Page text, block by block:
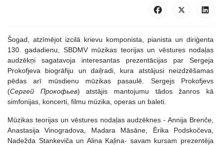
Šogad, atzīmējot izcilā krievu komponista, pianista un diriģenta
130. gadadienu, SBDMV mūzikas teorijas un vēstures nodaļas
audzēkņi sagatavoja interesantas prezentācijas par Sergeja
Prokofjeva biogrāfiju un daiļradi, kura atstājusi neizdzēšamas
pēdas arī mūsdienu mūzikas pasaulē. Sergejs Prokofjevs
(Сергей Прокофьев) atstājis mantojumu tādos žanros kā
simfonijas, koncerti, filmu mūzika, operas un baleti.
Mūzikas teorijas un vēstures nodaļas audzēknes - Annija Brenče,
Anastasija Vinogradova, Madara Māsāne, Ērika Podskočeva,
Nadežda Stankeviča un Alina Kaļina- savam kursam prezentēja